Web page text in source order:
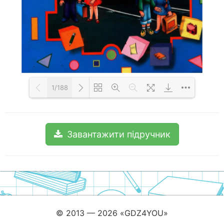
1/188
Завантажити підручник
© 2013 — 2026 «GDZ4YOU»